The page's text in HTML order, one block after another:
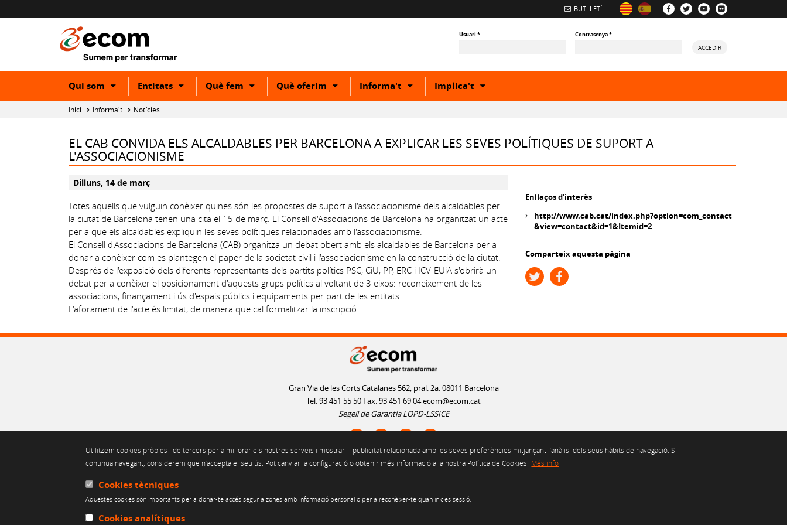
Utilitzem cookies pròpies i de tercers per a millorar els nostres serveis i mostrar-li publicitat relacionada amb les seves preferències mitjançant l’anàlisi dels seus hàbits de navegació. Si
continua navegant, considerem que n’accepta el seu ús. Pot canviar la configuració o obtenir més informació a la nostra Política de Cookies. Més info
Cookies tècniques
Aquestes cookies són importants per a donar-te accés segur a zones amb informació personal o per a reconèixer-te quan inicies sessió.
Cookies analítiques
BUTLLETÍ
Usuari* Contrasenya*
ACCEDIR
Qui som
Show
hide
Entitats
ShowQuè fem
ShowQuè oferim
ShowInforma't
ShowImplica't
Show
Inici Informa't Notícies
EL CAB CONVIDA ELS ALCALDABLES PER BARCELONA A EXPLICAR LES SEVES POLÍTIQUES DE SUPORT A
L'ASSOCIACIONISME
Dilluns, 14 de març
Totes aquells que vulguin conèixer quines són les propostes de suport a l'associacionisme dels alcaldables per
la ciutat de Barcelona tenen una cita el 15 de març. El Consell d'Associacions de Barcelona ha organitzat un acte
per a que els alcaldables expliquin les seves polítiques relacionades amb l'associacionisme.
El Consell d'Associacions de Barcelona (CAB) organitza un debat obert amb els alcaldables de Barcelona per a
donar a conèixer com es plantegen el paper de la societat civil i l'associacionisme en la construcció de la ciutat.
Després de l'exposició dels diferents representants dels partits polítics PSC, CiU, PP, ERC i ICV-EUiA s'obrirà un
debat per a conèixer el posicionament d'aquests grups polítics al voltant de 3 eixos: reconeixement de les
associacions, finançament i ús d'espais públics i equipaments per part de les entitats.
L'aforament de l'acte és limitat, de manera que cal formalitzar la inscripció.
Enllaços d'interès
http://www.cab.cat/index.php?option=com_contact
&view=contact&id=1&Itemid=2
Comparteix aquesta pàgina
Gran Via de les Corts Catalanes 562, pral. 2a. 08011 Barcelona
Tel. 93 451 55 50 Fax. 93 451 69 04ecom@ecom.cat
Segell de Garantia LOPD-LSSICE
AVÍS LEGAL POLÍTICA D'ÚS DE COOKIES POLÍTICA DE PRIVACITAT POLÍTICA DE XARXES SOCIALS CANAL ÈTIC
Web finançat per: